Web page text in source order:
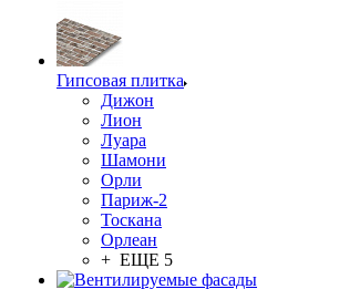
Гипсовая плитка
Дижон
Лион
Луара
Шамони
Орли
Париж-2
Тоскана
Орлеан
+ ЕЩЕ 5